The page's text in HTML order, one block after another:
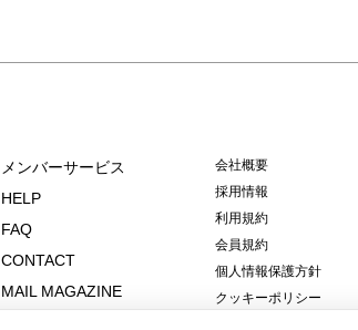
メンバーサービス
HELP
FAQ
CONTACT
MAIL MAGAZINE
会社概要
採用情報
利用規約
会員規約
個人情報保護方針
クッキーポリシー